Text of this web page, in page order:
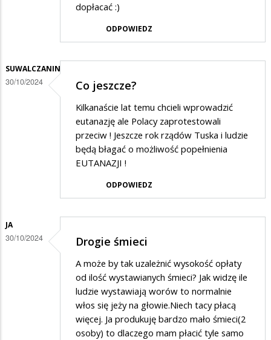
dopłacać :)
ODPOWIEDZ
SUWALCZANIN
30/10/2024 Co jeszcze?
Kilkanaście lat temu chcieli wprowadzić
eutanazję ale Polacy zaprotestowali
przeciw ! Jeszcze rok rządów Tuska i ludzie
będą błagać o możliwość popełnienia
EUTANAZJI !
ODPOWIEDZ
JA
30/10/2024 Drogie śmieci
A może by tak uzależnić wysokość opłaty
od ilość wystawianych śmieci? Jak widzę ile
ludzie wystawiają worów to normalnie
włos się jeży na głowie.Niech tacy płacą
więcej. Ja produkuję bardzo mało śmieci(2
osoby) to dlaczego mam płacić tyle samo